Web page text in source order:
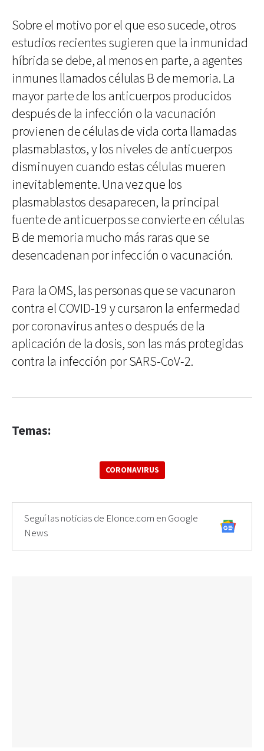
Sobre el motivo por el que eso sucede, otros
estudios recientes sugieren que la inmunidad
híbrida se debe, al menos en parte, a agentes
inmunes llamados células B de memoria. La
mayor parte de los anticuerpos producidos
después de la infección o la vacunación
provienen de células de vida corta llamadas
plasmablastos, y los niveles de anticuerpos
disminuyen cuando estas células mueren
inevitablemente. Una vez que los
plasmablastos desaparecen, la principal
fuente de anticuerpos se convierte en células
B de memoria mucho más raras que se
desencadenan por infección o vacunación.
Para la OMS, las personas que se vacunaron
contra el COVID-19 y cursaron la enfermedad
por coronavirus antes o después de la
aplicación de la dosis, son las más protegidas
contra la infección por SARS-CoV-2.
Temas:
CORONAVIRUS
Seguí las noticias de Elonce.com en Google
News